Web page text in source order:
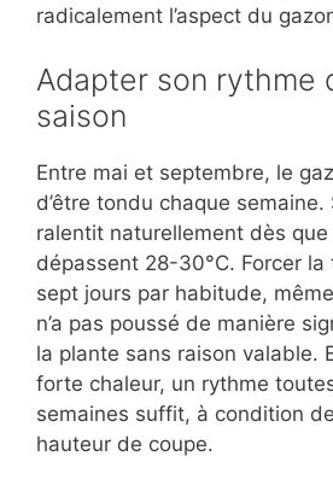
radicalement l’aspect du
Adapter son rythme
saison
Entre mai et septembre, le
d’être tondu chaque semaine.
ralentit naturellement dès
dépassent 28-30°C. Forcer
sept jours par habitude,
n’a pas poussé de manière
la plante sans raison valable.
forte chaleur, un rythme
semaines suffit, à condition
hauteur de coupe.